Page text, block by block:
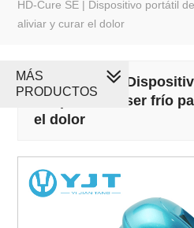
HD-Cure SE | Dispositivo portátil
aliviar y curar el dolor
HD-Cure SE |
terapia con láser frío
el dolor
MÁS
PRODUCTOS